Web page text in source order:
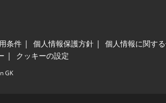
条件 個人情報保護方針 個人情報に関す
クッキーの設定
GK